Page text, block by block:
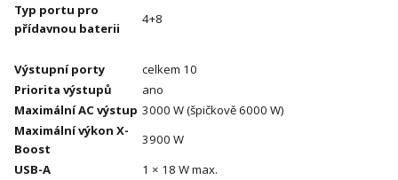
Typ portu pro
přídavnou baterii
4+8
Výstupní porty
celkem 10
Priorita výstupů
ano
Maximální AC výstup 3000 W (špičkově 6000 W)
Maximální výkon X-
Boost
3900 W
USB-A
1 × 18 W max.